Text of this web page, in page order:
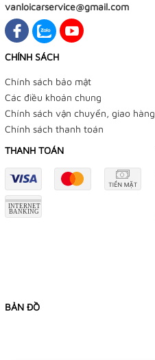
vanloicarservice@gmail.com
CHÍNH SÁCH
Chính sách bảo mật
Các điều khoản chung
Chính sách vận chuyển, giao hàng
Chính sách thanh toán
THANH TOÁN
BẢN ĐỒ